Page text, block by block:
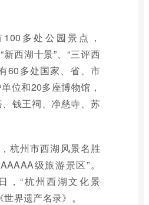
多处公园景点，
新西湖十景”、“三评西
60多处国家、省、市
位和20多座博物馆，
钱王祠、净慈寺、苏
杭州市西湖风景名胜
级旅游景区”。
，“杭州西湖文化景
界遗产名录》。